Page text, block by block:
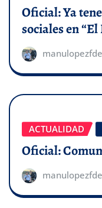
Oficial: Ya
sociales en
ACTUALIDAD
Oficial: